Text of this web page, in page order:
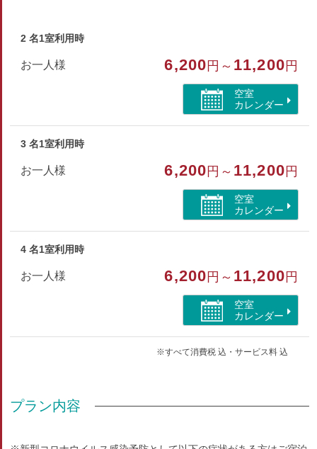
和室
トイレ/インターネットができる部屋
2 名1室利用時
お一人様 6,200 円～ 11,200 円
空室
カレンダー
3 名1室利用時
お一人様 6,200 円～ 11,200 円
空室
カレンダー
4 名1室利用時
お一人様 6,200 円～ 11,200 円
空室
カレンダー
※すべて消費税 込・サービス料 込
プラン内容